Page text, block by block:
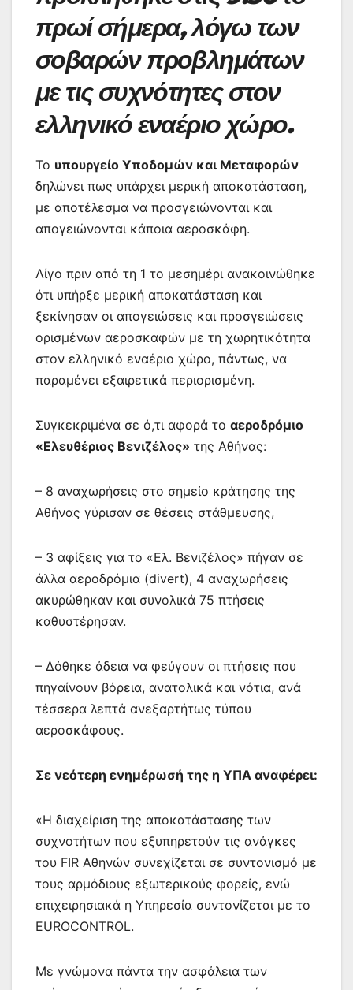
πρωί σήμερα, λόγω των
σοβαρών προβλημάτων
με τις συχνότητες στον
ελληνικό εναέριο χώρο.
Το υπουργείο Υποδομών και Μεταφορών
δηλώνει πως υπάρχει μερική αποκατάσταση,
με αποτέλεσμα να προσγειώνονται και
απογειώνονται κάποια αεροσκάφη.
Λίγο πριν από τη 1 το μεσημέρι ανακοινώθηκε
ότι υπήρξε μερική αποκατάσταση και
ξεκίνησαν οι απογειώσεις και προσγειώσεις
ορισμένων αεροσκαφών με τη χωρητικότητα
στον ελληνικό εναέριο χώρο, πάντως, να
παραμένει εξαιρετικά περιορισμένη.
Συγκεκριμένα σε ό,τι αφορά το αεροδρόμιο
«Ελευθέριος Βενιζέλος» της Αθήνας:
– 8 αναχωρήσεις στο σημείο κράτησης της
Αθήνας γύρισαν σε θέσεις στάθμευσης,
– 3 αφίξεις για το «Ελ. Βενιζέλος» πήγαν σε
άλλα αεροδρόμια (divert), 4 αναχωρήσεις
ακυρώθηκαν και συνολικά 75 πτήσεις
καθυστέρησαν.
– Δόθηκε άδεια να φεύγουν οι πτήσεις που
πηγαίνουν βόρεια, ανατολικά και νότια, ανά
τέσσερα λεπτά ανεξαρτήτως τύπου
αεροσκάφους.
Σε νεότερη ενημέρωσή της η ΥΠΑ αναφέρει:
«Η διαχείριση της αποκατάστασης των
συχνοτήτων που εξυπηρετούν τις ανάγκες
του FIR Αθηνών συνεχίζεται σε συντονισμό με
τους αρμόδιους εξωτερικούς φορείς, ενώ
επιχειρησιακά η Υπηρεσία συντονίζεται με το
EUROCONTROL.
Με γνώμονα πάντα την ασφάλεια των